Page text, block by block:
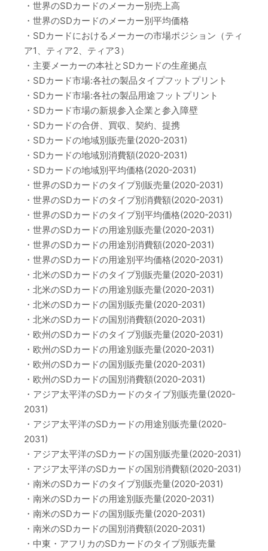
・世界のSDカードのメーカー別売上高
・世界のSDカードのメーカー別平均価格
・SDカードにおけるメーカーの市場ポジション（ティ
ア1、ティア2、ティア3）
・主要メーカーの本社とSDカードの生産拠点
・SDカード市場:各社の製品タイプフットプリント
・SDカード市場:各社の製品用途フットプリント
・SDカード市場の新規参入企業と参入障壁
・SDカードの合併、買収、契約、提携
・SDカードの地域別販売量(2020-2031)
・SDカードの地域別消費額(2020-2031)
・SDカードの地域別平均価格(2020-2031)
・世界のSDカードのタイプ別販売量(2020-2031)
・世界のSDカードのタイプ別消費額(2020-2031)
・世界のSDカードのタイプ別平均価格(2020-2031)
・世界のSDカードの用途別販売量(2020-2031)
・世界のSDカードの用途別消費額(2020-2031)
・世界のSDカードの用途別平均価格(2020-2031)
・北米のSDカードのタイプ別販売量(2020-2031)
・北米のSDカードの用途別販売量(2020-2031)
・北米のSDカードの国別販売量(2020-2031)
・北米のSDカードの国別消費額(2020-2031)
・欧州のSDカードのタイプ別販売量(2020-2031)
・欧州のSDカードの用途別販売量(2020-2031)
・欧州のSDカードの国別販売量(2020-2031)
・欧州のSDカードの国別消費額(2020-2031)
・アジア太平洋のSDカードのタイプ別販売量(2020-
2031)
・アジア太平洋のSDカードの用途別販売量(2020-
2031)
・アジア太平洋のSDカードの国別販売量(2020-2031)
・アジア太平洋のSDカードの国別消費額(2020-2031)
・南米のSDカードのタイプ別販売量(2020-2031)
・南米のSDカードの用途別販売量(2020-2031)
・南米のSDカードの国別販売量(2020-2031)
・南米のSDカードの国別消費額(2020-2031)
・中東・アフリカのSDカードのタイプ別販売量